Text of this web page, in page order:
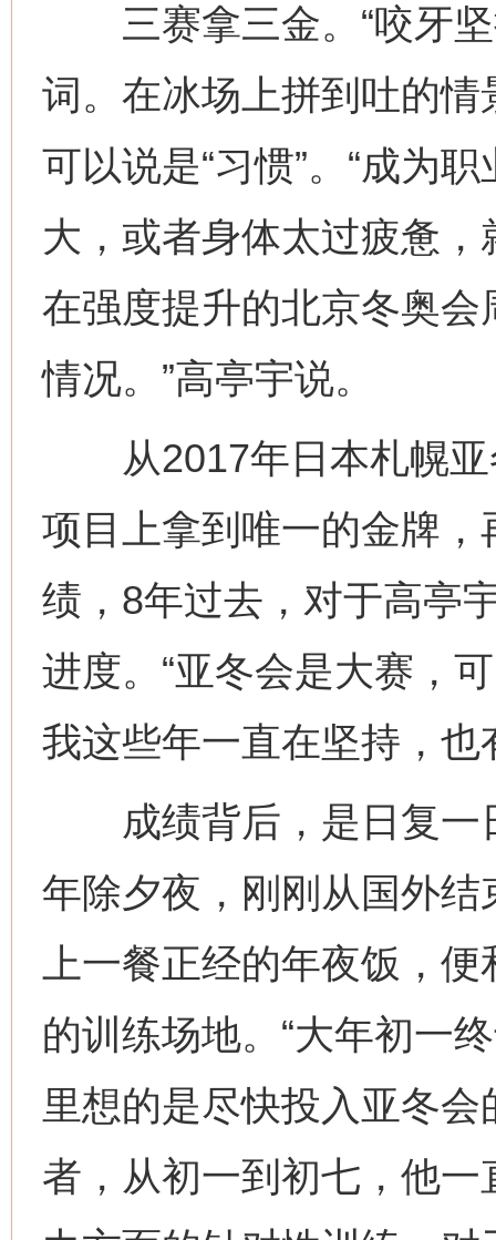
三赛拿三金。“咬牙坚
词。在冰场上拼到吐的
可以说是“习惯”。“成为
大，或者身体太过疲惫
在强度提升的北京冬奥会
情况。”高亭宇说。
从2017年日本札幌亚
项目上拿到唯一的金牌
绩，8年过去，对于高亭
进度。“亚冬会是大赛，
我这些年一直在坚持，也
成绩背后，是日复一
年除夕夜，刚刚从国外
上一餐正经的年夜饭，
的训练场地。“大年初一
里想的是尽快投入亚冬
者，从初一到初七，他